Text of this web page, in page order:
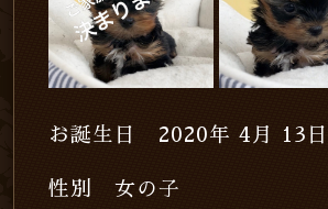
お誕生日 2020年 4月 13日
性別 女の子